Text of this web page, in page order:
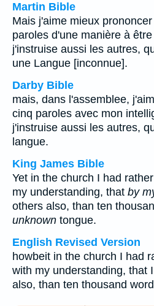
Martin Bible
Mais j'aime mieux
paroles d'une manière à
j'instruise aussi les autres,
une Langue [inconnue].
Darby Bible
mais, dans l'assemblee,
cinq paroles avec mon
j'instruise aussi les autres,
langue.
King James Bible
Yet in the church I had
my understanding, that by
others also, than ten
unknown tongue.
English Revised Version
howbeit in the church I had
with my understanding, that
also, than ten thousand